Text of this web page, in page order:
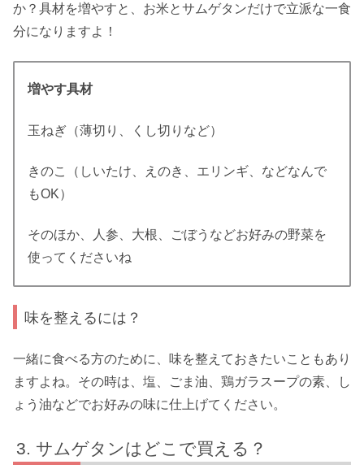
か？具材を増やすと、お米とサムゲタンだけで立派な一食
分になりますよ！
増やす具材
玉ねぎ（薄切り、くし切りなど）
きのこ（しいたけ、えのき、エリンギ、などなんで
もOK）
そのほか、人参、大根、ごぼうなどお好みの野菜を
使ってくださいね
味を整えるには？
一緒に食べる方のために、味を整えておきたいこともあり
ますよね。その時は、塩、ごま油、鶏ガラスープの素、し
ょう油などでお好みの味に仕上げてください。
サムゲタンはどこで買える？